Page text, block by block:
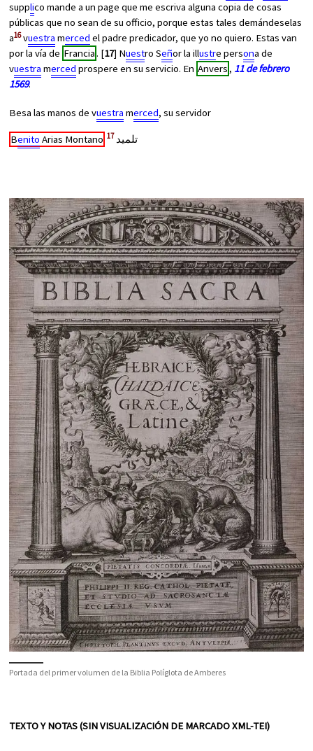
supplico mande a un page que me escriva alguna copia de cosas
públicas que no sean de su officio, porque estas tales demándeselas
a16vuestra merced el padre predicador, que yo no quiero. Estas van
por la vía de Francia. [17] Nuestro Señor la illustre persona de
vuestra merced prospere en su servicio. En Anvers, 11 de febrero
1569.
Besa las manos de vuestra merced, su servidor
Benito Arias Montano تلميد 17
Portada del primer volumen de la Biblia Políglota de Amberes
TEXTO Y NOTAS (SIN VISUALIZACIÓN DE MARCADO XML-TEI)